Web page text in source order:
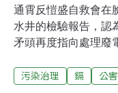
通霄反愷盛自救會在
水井的檢驗報告，認
矛頭再度指向處理廢
說，去年至今環保署
污染治理 鎘 公